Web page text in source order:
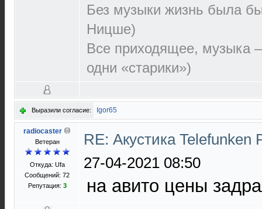
Без музыки жизнь была
Ницше)
Все приходящее, музыка
одни «старики»)
Выразили согласие: Igor65
radiocaster
Ветеран
Откуда: Ufa
Сообщений: 72
Репутация: 3
RE: Акустика
27-04-2021 08:50
на авито цены